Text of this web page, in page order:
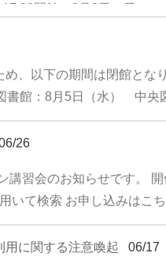
17:00開館 8月2
パス開催に伴い、中
め、以下の期間は閉館と
館：8月5日（水） 中央
26
講習会のお知らせです
いて検索 お申し込みはこ
用に関する注意喚起 06/17